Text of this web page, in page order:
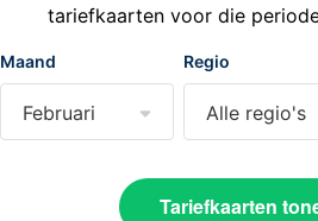
tariefkaarten voor die
Maand
Februari
Regio
Alle regio's
Tariefkaarten